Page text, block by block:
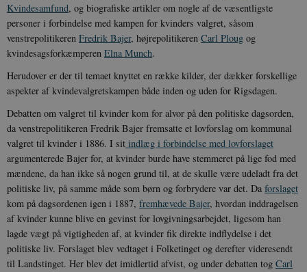
Kvindesamfund, og biografiske artikler om nogle af de væsentligste
personer i forbindelse med kampen for kvinders valgret, såsom
venstrepolitikeren Fredrik Bajer, højrepolitikeren Carl Ploug og
kvindesagsforkæmperen Elna Munch.
Herudover er der til temaet knyttet en række kilder, der dækker forskellige
aspekter af kvindevalgretskampen både inden og uden for Rigsdagen.
Debatten om valgret til kvinder kom for alvor på den politiske dagsorden,
da venstrepolitikeren Fredrik Bajer fremsatte et lovforslag om kommunal
valgret til kvinder i 1886. I sit indlæg i forbindelse med lovforslaget
argumenterede Bajer for, at kvinder burde have stemmeret på lige fod med
mændene, da han ikke så nogen grund til, at de skulle være udeladt fra det
politiske liv, på samme måde som børn og forbrydere var det. Da forslaget
kom på dagsordenen igen i 1887, fremhævede Bajer, hvordan inddragelsen
af kvinder kunne blive en gevinst for lovgivningsarbejdet, ligesom han
lagde vægt på vigtigheden af, at kvinder fik direkte indflydelse i det
politiske liv. Forslaget blev vedtaget i Folketinget og derefter videresendt
til Landstinget. Her blev det imidlertid afvist, og under debatten tog Carl